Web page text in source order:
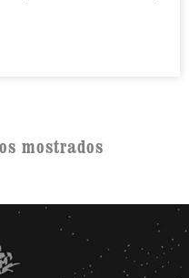
mostrados